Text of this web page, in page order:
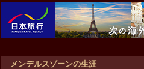
メンデルスゾーンの生涯